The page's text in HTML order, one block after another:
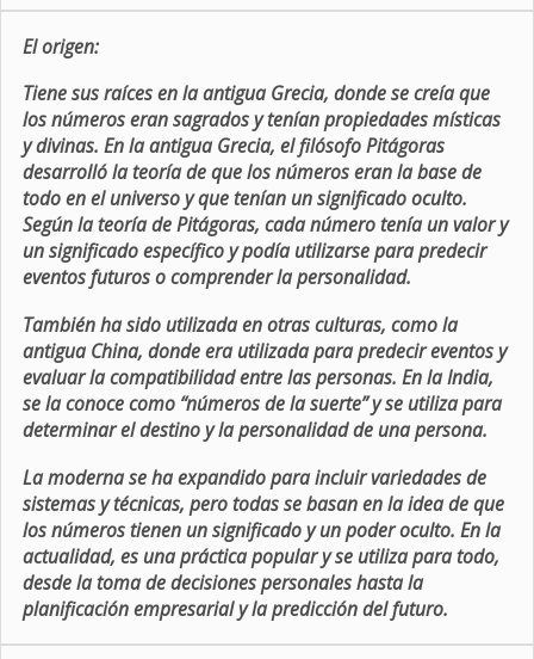
El origen:
Tiene sus raíces en la antigua Grecia, donde se creía que
los números eran sagrados y tenían propiedades místicas
y divinas. En la antigua Grecia, el filósofo Pitágoras
desarrolló la teoría de que los números eran la base de
todo en el universo y que tenían un significado oculto.
Según la teoría de Pitágoras, cada número tenía un valor y
un significado específico y podía utilizarse para predecir
eventos futuros o comprender la personalidad.
También ha sido utilizada en otras culturas, como la
antigua China, donde era utilizada para predecir eventos y
evaluar la compatibilidad entre las personas. En la India,
se la conoce como “números de la suerte” y se utiliza para
determinar el destino y la personalidad de una persona.
La moderna se ha expandido para incluir variedades de
sistemas y técnicas, pero todas se basan en la idea de que
los números tienen un significado y un poder oculto. En la
actualidad, es una práctica popular y se utiliza para todo,
desde la toma de decisiones personales hasta la
planificación empresarial y la predicción del futuro.